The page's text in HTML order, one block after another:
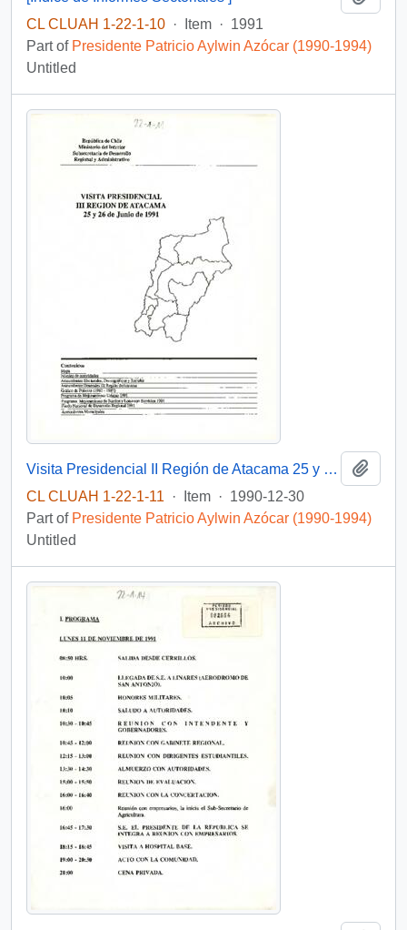
CL CLUAH 1-22-1-10 · Item · 1991
Part of Presidente Patricio Aylwin Azócar (1990-1994)
Untitled
Visita Presidencial II Región de Atacama 25 y 26 de junio de 1991.
CL CLUAH 1-22-1-11
· Item · 1990-12-30
Part of Presidente Patricio Aylwin Azócar (1990-1994)
Untitled